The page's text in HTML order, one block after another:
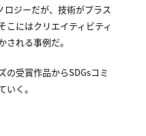
ロジーだが、技術がプラス
こにはクリエイティビティ
れる事例だ。
の受賞作品からSDGsコミ
いく。